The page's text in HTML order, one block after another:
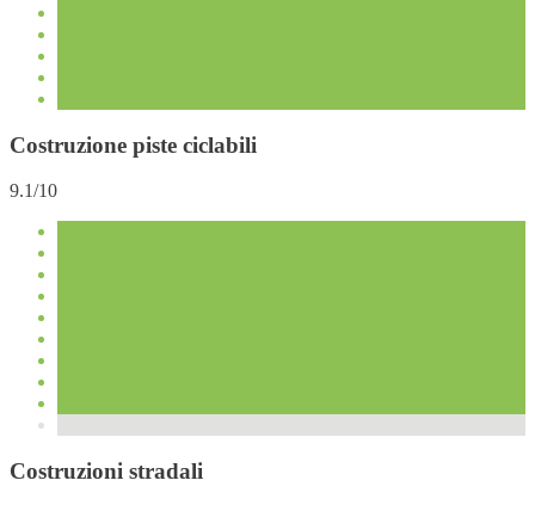
Costruzione piste ciclabili
9.1/10
Costruzioni stradali